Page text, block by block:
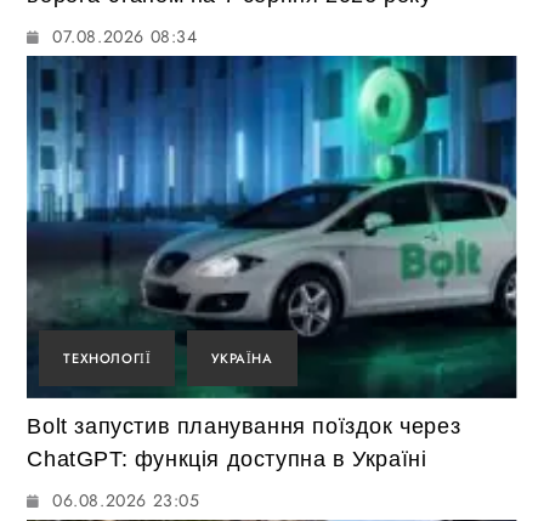
07.08.2026 08:34
ТЕХНОЛОГІЇ УКРАЇНА
Bolt запустив планування поїздок через
ChatGPT: функція доступна в Україні
06.08.2026 23:05